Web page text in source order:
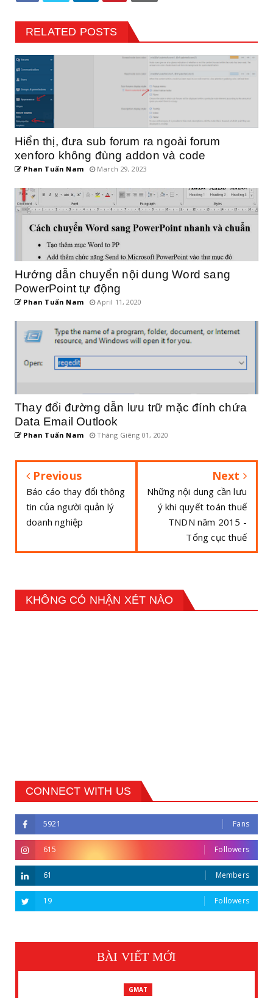
RELATED POSTS
Hiển thị, đưa sub forum ra ngoài forum
xenforo không đùng addon và code
Phan Tuấn Nam March 29, 2023
Hướng dẫn chuyển nội dung Word sang
PowerPoint tự động
Phan Tuấn Nam April 11, 2020
Thay đổi đường dẫn lưu trữ mặc đính chứa
Data Email Outlook
Phan Tuấn Nam Tháng Giêng 01, 2020
Previous
Báo cáo thay đổi thông
tin của người quản lý
doanh nghiệp
Next
Những nội dung cần lưu
ý khi quyết toán thuế
TNDN năm 2015 -
Tổng cục thuế
KHÔNG CÓ NHẬN XÉT NÀO
CONNECT WITH US
5921 Fans
615 Followers
61 Members
19 Followers
BÀI VIẾT MỚI
GMAT